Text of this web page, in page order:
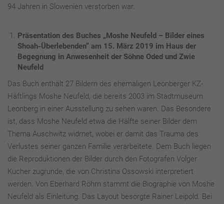
94 Jahren in Slowenien verstorben war.
Präsentation des Buches „Moshe Neufeld – Bilder eines
Shoah-Überlebenden“ am 15. März 2019 im Haus der
Begegnung in Anwesenheit der Söhne Oded und Zwie
Neufeld
Das Buch enthält 27 Bildern des ehemaligen Leonberger KZ-
Häftlings Moshe Neufeld, die bereits 2003 im Stadtmuseum
Leonberg in einer Ausstellung zu sehen waren. Das Besondere
ist, dass Moshe Neufeld etwa die Hälfte seiner Bilder dem
Thema Auschwitz widmet, wobei er damit das Trauma des
Verlustes seiner ganzen Familie verarbeitete. Dem Buch liegen
die Reproduktionen der Bilder durch den Fotografen Volger
Kucher zugrunde, die von Christina Ossowski interpretiert
werden. Von Eberhard Röhm stammt die Biographie von Moshe
Neufeld als Einleitung. Das Layout besorgte Rainer Leipold. Bei